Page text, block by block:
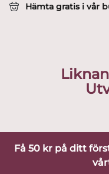
Hämta gratis i vår
Få 50 kr på ditt